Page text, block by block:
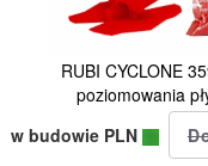
RUBI CYCLONE
poziomowania
w budowie PLN